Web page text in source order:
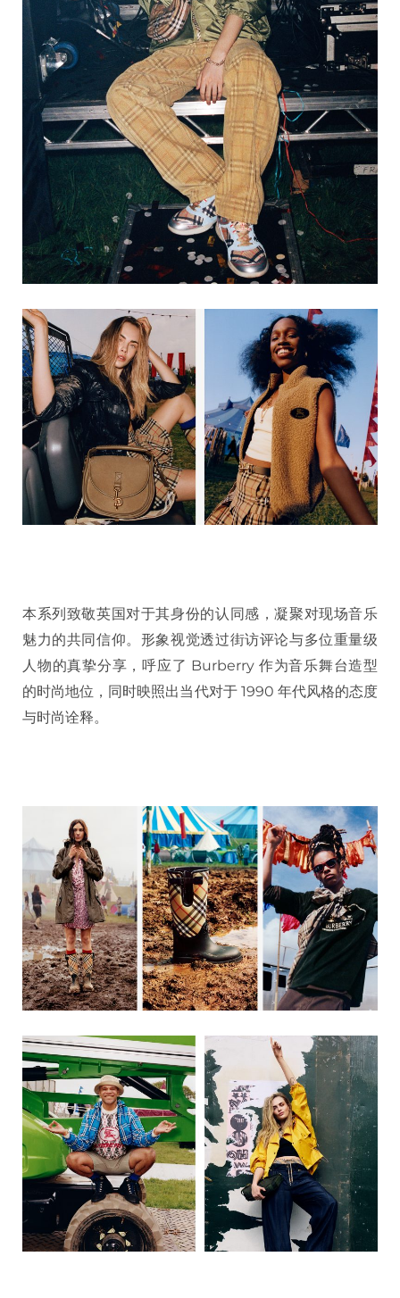
本系列致敬英国对于其身份的认同感，凝聚对现场音乐
魅力的共同信仰。形象视觉透过街访评论与多位重量级
人物的真挚分享，呼应了 Burberry 作为音乐舞台造型
的时尚地位，同时映照出当代对于 1990 年代风格的态度
与时尚诠释。